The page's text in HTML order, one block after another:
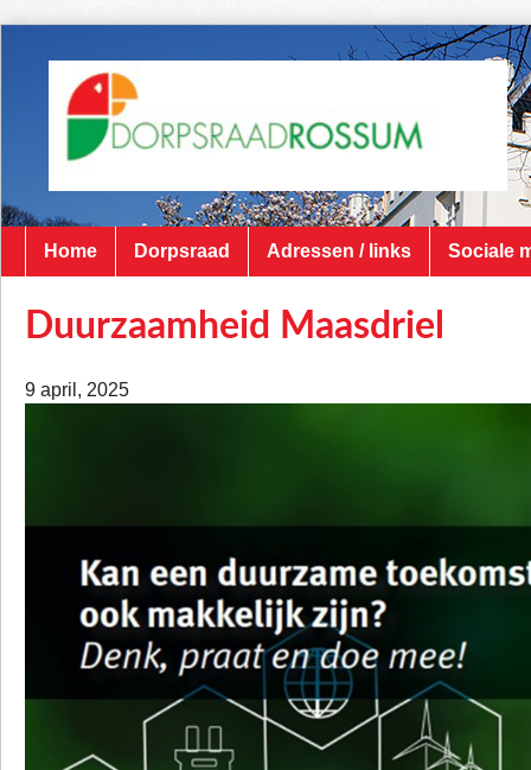
Home Dorpsraad Adressen / links Sociale
Duurzaamheid Maasdriel
9 april, 2025